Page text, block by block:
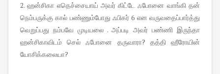
2. ஹன்சிகா எதெச்சையாய் அவர் கிட்டே ஃபோனை வாங்கி தன்
நெம்பருக்கு கால் பண்ணும்போது ஃபிகர் 6 என வருவதைப்பார்த்து
வெறுப்பது நம்பவே முடியலை . அப்படி அவர் பண்ணி இருந்தா
ஹன்சிகாவிடம் செல் ஃபோனை தருவாரா? தத்தி ஹீரோயின்
யோசிக்கலையா?